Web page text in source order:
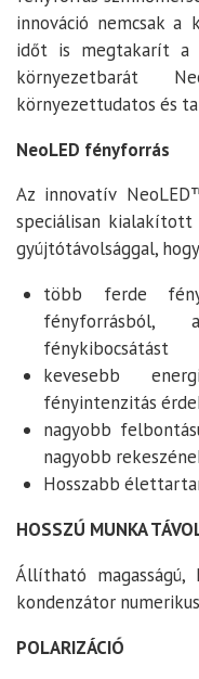
innováció nemcsak a
időt is megtakarít a
környezetbarát
környezettudatos és
NeoLED fényforrás
Az innovatív
speciálisan kialakított
gyújtótávolsággal,
több ferde
fénykibocsátást
kevesebb
fényintenzitás
nagyobb
nagyobb
Hosszabb
HOSSZÚ MUNKA
Állítható magasságú,
kondenzátor
POLARIZÁCIÓ